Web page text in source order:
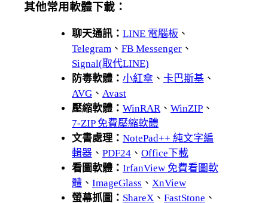
其他常用軟體下載：
聊天通訊： LINE 電腦板 、
Telegram 、 FB Messenger 、
Signal(取代LINE)
防毒軟體： 小紅傘 、 卡巴斯基 、
AVG 、 Avast
壓縮軟體： WinRAR、 WinZIP 、
7-ZIP 免費壓縮軟體
文書處理： NotePad++ 純文字編
輯器 、 PDF24 、 Office下載
看圖軟體： IrfanView 免費看圖軟
體 、 ImageGlass 、 XnView
螢幕抓圖： ShareX 、 FastStone 、